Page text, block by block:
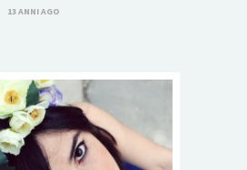
13 ANNI AGO